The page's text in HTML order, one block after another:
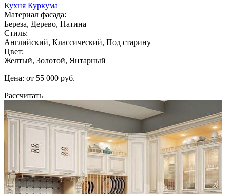
Кухня Куркума
Материал фасада:
Береза, Дерево, Патина
Стиль:
Английский, Классический, Под старину
Цвет:
Желтый, Золотой, Янтарный
Цена: от 55 000 руб.
Рассчитать